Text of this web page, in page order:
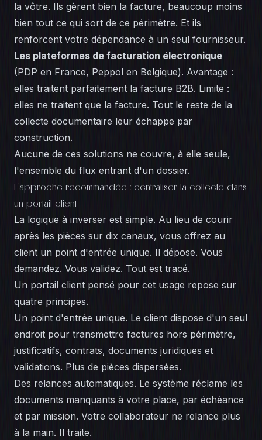
la vôtre. Ils gèrent bien la facture, beaucoup moins
bien tout ce qui sort de ce périmètre. Et ils
renforcent votre dépendance à un seul fournisseur.
Les plateformes de facturation électronique
(PDP en France, Peppol en Belgique). Avantage :
elles traitent parfaitement la facture B2B. Limite :
elles ne traitent que la facture. Tout le reste de la
collecte documentaire leur échappe par
construction.
Aucune de ces solutions ne couvre, à elle seule,
l'ensemble du flux entrant d'un dossier.
L'approche recommandée : centraliser la collecte dans
un portail client
La logique à inverser est simple. Au lieu de courir
après les pièces sur dix canaux, vous offrez au
client un point d'entrée unique. Il dépose. Vous
demandez. Vous validez. Tout est tracé.
Un portail client pensé pour cet usage repose sur
quatre principes.
Un point d'entrée unique. Le client dispose d'un seul
endroit pour transmettre factures hors périmètre,
justificatifs, contrats, documents juridiques et
validations. Plus de pièces dispersées.
Des relances automatiques. Le système réclame les
documents manquants à votre place, par échéance
et par mission. Votre collaborateur ne relance plus
à la main. Il traite.